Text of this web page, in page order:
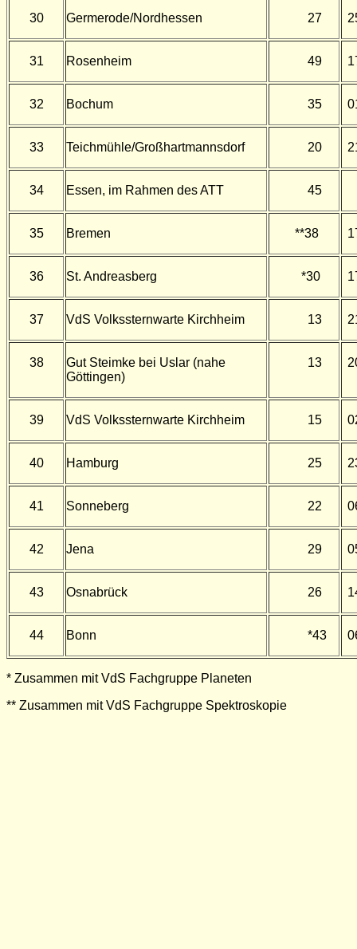
30 Germerode/Nordhessen 27
31 Rosenheim 49
32 Bochum 35
33 Teichmühle/Großhartmannsdorf 20
34 Essen, im Rahmen des ATT 45
35 Bremen **38
36 St. Andreasberg *30
37 VdS Volkssternwarte Kirchheim 13
38
Gut Steimke bei Uslar (nahe
Göttingen)
13
39 VdS Volkssternwarte Kirchheim 15
40 Hamburg 25
41 Sonneberg 22
42 Jena 29
43 Osnabrück 26
44 Bonn *43
* Zusammen mit VdS Fachgruppe Planeten
** Zusammen mit VdS Fachgruppe Spektroskopie